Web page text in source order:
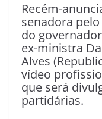
Recém-
senadora
do
ex-ministra
Alves
vídeo
que será
partidárias.